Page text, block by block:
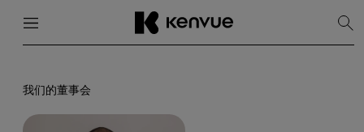
显
示
我们的董事会